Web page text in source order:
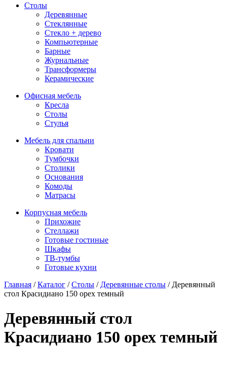
Столы
Деревянные
Стеклянные
Стекло + дерево
Компьютерные
Барные
Журнальные
Трансформеры
Керамические
Офисная мебель
Кресла
Столы
Стулья
Мебель для спальни
Кровати
Тумбочки
Столики
Основания
Комоды
Матрасы
Корпусная мебель
Прихожие
Стеллажи
Готовые гостиные
Шкафы
ТВ-тумбы
Готовые кухни
Главная /Каталог /Столы / Деревянные столы / Деревянный
стол Красидиано 150 орех темный
Деревянный стол
Красидиано 150 орех темный